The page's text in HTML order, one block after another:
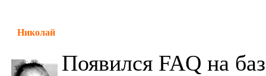
Николай
Появился FAQ на